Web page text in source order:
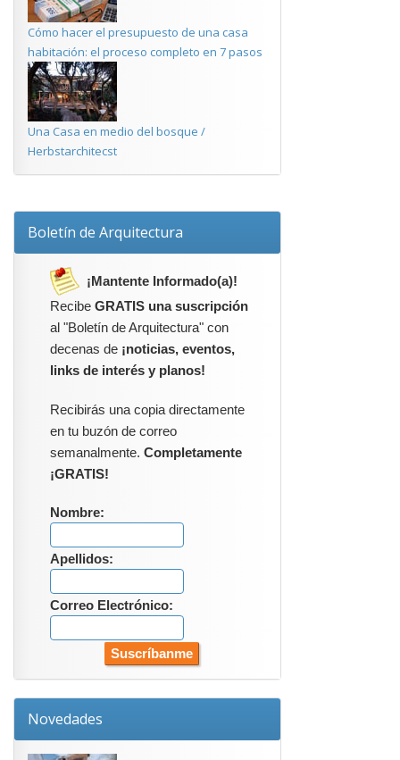
Cómo hacer el presupuesto de una casa
habitación: el proceso completo en 7 pasos
Una Casa en medio del bosque /
Herbstarchitecst
Boletín de Arquitectura
¡Mantente Informado(a)!
Recibe GRATIS una suscripción
al "Boletín de Arquitectura" con
decenas de ¡noticias, eventos,
links de interés y planos!
Recibirás una copia directamente
en tu buzón de correo
semanalmente. Completamente
¡GRATIS!
Nombre:
Apellidos:
Correo Electrónico:
Novedades